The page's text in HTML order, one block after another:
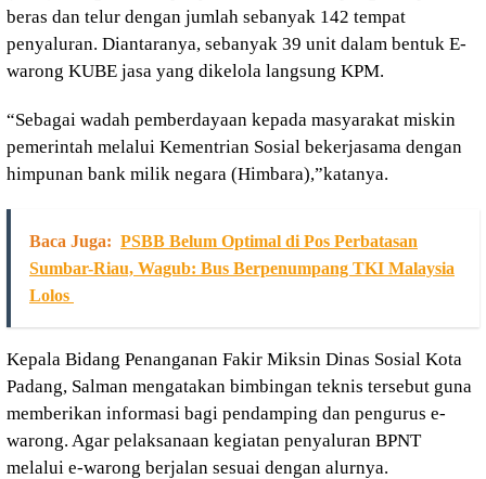
beras dan telur dengan jumlah sebanyak 142 tempat
penyaluran. Diantaranya, sebanyak 39 unit dalam bentuk E-
warong KUBE jasa yang dikelola langsung KPM.
“Sebagai wadah pemberdayaan kepada masyarakat miskin
pemerintah melalui Kementrian Sosial bekerjasama dengan
himpunan bank milik negara (Himbara),”katanya.
Baca Juga: PSBB Belum Optimal di Pos Perbatasan
Sumbar-Riau, Wagub: Bus Berpenumpang TKI Malaysia
Lolos
Kepala Bidang Penanganan Fakir Miksin Dinas Sosial Kota
Padang, Salman mengatakan bimbingan teknis tersebut guna
memberikan informasi bagi pendamping dan pengurus e-
warong. Agar pelaksanaan kegiatan penyaluran BPNT
melalui e-warong berjalan sesuai dengan alurnya.